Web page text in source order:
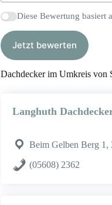
Diese Bewertung basiert
Jetzt bewerten
Dachdecker im Umkreis von
Langhuth
Beim Gelben Berg 1,
(05608) 2362